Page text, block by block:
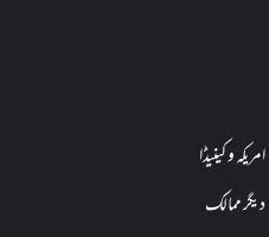
امریکہ و کینیڈا
دیگر ممالک